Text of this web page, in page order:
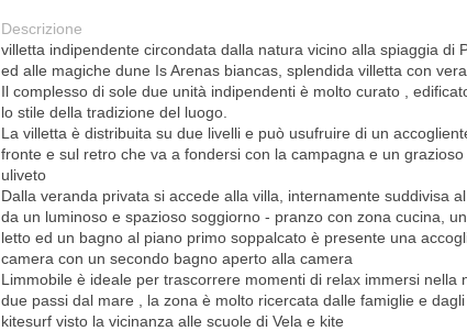
Descrizione
villetta indipendente circondata dalla natura vicino alla spiaggia di
ed alle magiche dune Is Arenas biancas, splendida villetta con
Il complesso di sole due unità indipendenti è molto curato ,
lo stile della tradizione del luogo.
La villetta è distribuita su due livelli e può usufruire di un
fronte e sul retro che va a fondersi con la campagna e un grazioso
uliveto
Dalla veranda privata si accede alla villa, internamente suddivisa
da un luminoso e spazioso soggiorno - pranzo con zona cucina,
letto ed un bagno al piano primo soppalcato è presente una
camera con un secondo bagno aperto alla camera
Limmobile è ideale per trascorrere momenti di relax immersi nella
due passi dal mare , la zona è molto ricercata dalle famiglie e
kitesurf visto la vicinanza alle scuole di Vela e kite